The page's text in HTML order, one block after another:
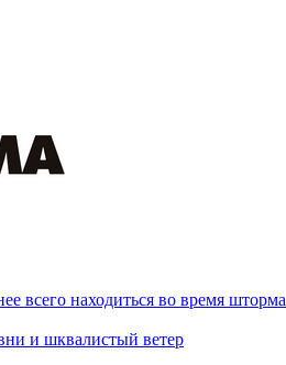
всего находиться во время шторма
и шквалистый ветер